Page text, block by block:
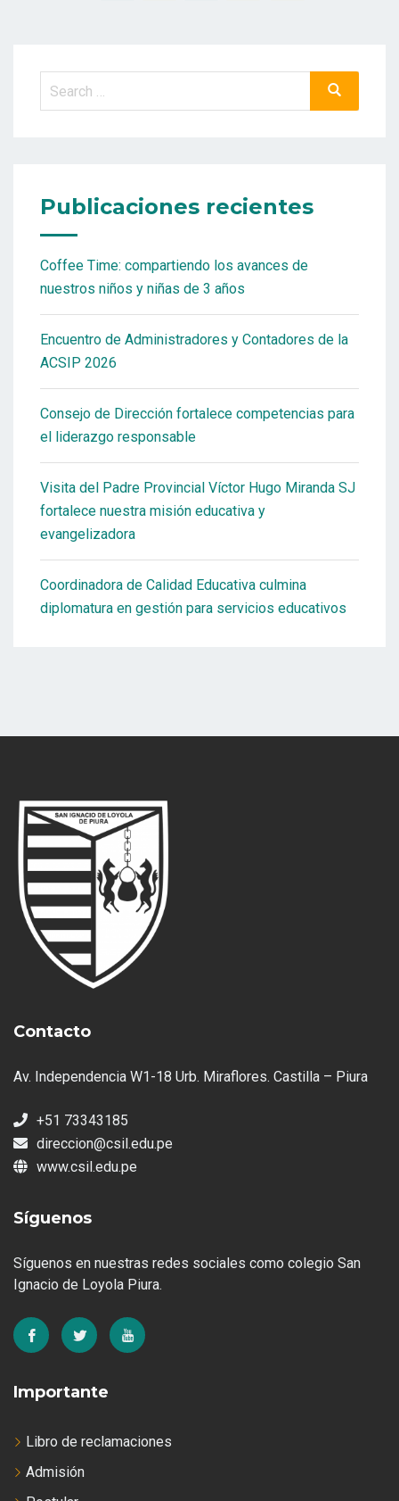
Search
Search
Publicaciones recientes
Coffee Time: compartiendo los avances de
nuestros niños y niñas de 3 años
Encuentro de Administradores y Contadores de la
ACSIP 2026
Consejo de Dirección fortalece competencias para
el liderazgo responsable
Visita del Padre Provincial Víctor Hugo Miranda SJ
fortalece nuestra misión educativa y
evangelizadora
Coordinadora de Calidad Educativa culmina
diplomatura en gestión para servicios educativos
Contacto
Av. Independencia W1-18 Urb. Miraflores. Castilla – Piura
+51 73343185
direccion@csil.edu.pe
www.csil.edu.pe
Síguenos
Síguenos en nuestras redes sociales como colegio San
Ignacio de Loyola Piura.
Importante
Libro de reclamaciones
Admisión